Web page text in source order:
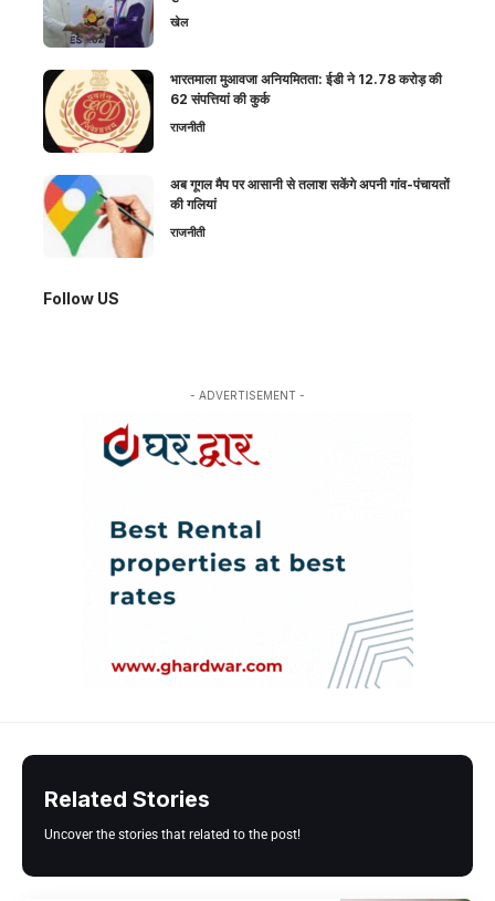
खेल
भारतमाला मुआवजा अनियमितता: ईडी ने 12.78 करोड़ की
62 संपत्तियां की कुर्क
राजनीती
अब गूगल मैप पर आसानी से तलाश सकेंगे अपनी गांव-पंचायतों
की गलियां
राजनीती
Follow US
- ADVERTISEMENT -
Related Stories
Uncover the stories that related to the post!